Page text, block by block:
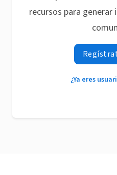
recursos para
¿Ya eres